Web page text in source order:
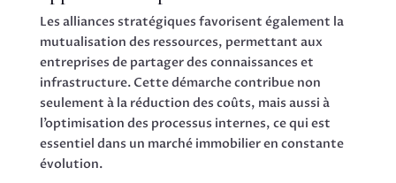
Les alliances stratégiques favorisent également la
mutualisation des ressources, permettant aux
entreprises de partager des connaissances et
infrastructure. Cette démarche contribue non
seulement à la réduction des coûts, mais aussi à
l’optimisation des processus internes, ce qui est
essentiel dans un marché immobilier en constante
évolution.